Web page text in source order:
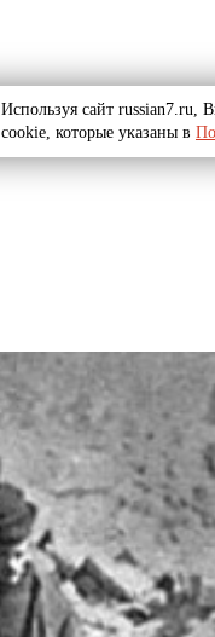
Используя сайт russian7.ru,
cookie, которые указаны в